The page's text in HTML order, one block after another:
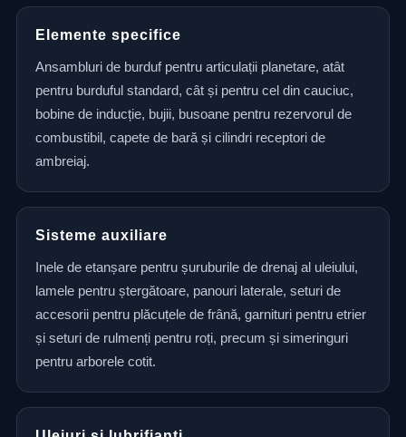
Elemente specifice
Ansambluri de burduf pentru articulații planetare, atât
pentru burduful standard, cât și pentru cel din cauciuc,
bobine de inducție, bujii, busoane pentru rezervorul de
combustibil, capete de bară și cilindri receptori de
ambreiaj.
Sisteme auxiliare
Inele de etanșare pentru șuruburile de drenaj al uleiului,
lamele pentru ștergătoare, panouri laterale, seturi de
accesorii pentru plăcuțele de frână, garnituri pentru etrier
și seturi de rulmenți pentru roți, precum și simeringuri
pentru arborele cotit.